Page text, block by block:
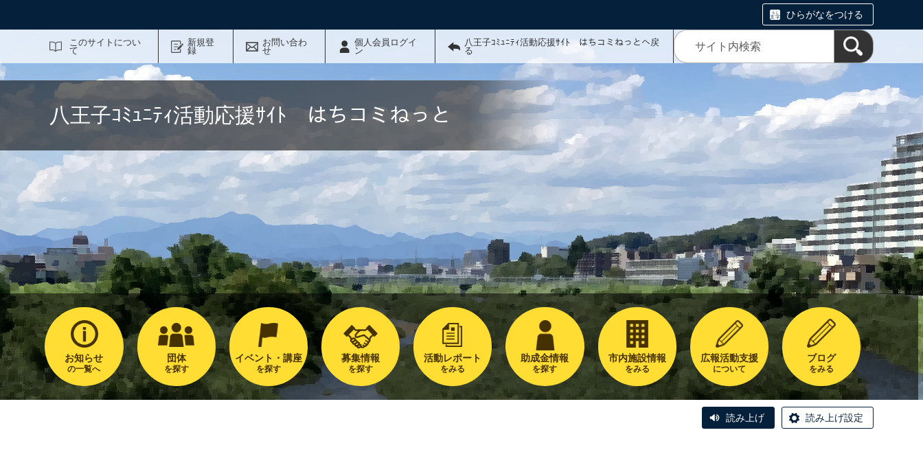
ひらがなをつける
このサイトについ
て
新規登
録
お問い合わ
せ
個人会員ログイ
ン
八王子ｺﾐｭﾆﾃｨ活動応援ｻｲﾄ はちコミねっとへ戻
る
八王子ｺﾐｭﾆﾃｨ活動応援ｻｲﾄ はちコミねっと
お知らせ
の一覧へ
団体
を探す
イベント・講座
を探す
募集情報
を探す
活動レポート
をみる
助成金情報
を探す
市内施設情報
をみる
広報活動支援
について
ブログ
をみる
読み上げ 読み上げ設定